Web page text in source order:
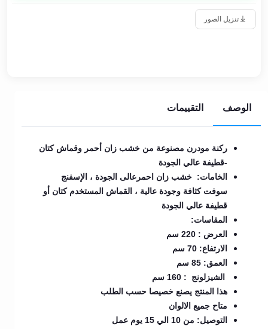
تنزيل الصور
الوصف التقييمات
ركنة مودرن مصنوعة من خشب زان أحمر وقماش كتان
-قطيفة عالي الجودة
الخامات: خشب زان احمرعالى الجودة ، الإسفنج
سوفت كثافة وجودة عالية ، القماش المستخدم كتان أو
قطيفة عالي الجودة
المقاسات:
العرض : 220 سم
الارتفاع: 70 سم
العمق: 85 سم
الشيزلونج : 160 سم
هذا المنتج يصنع خصيصا حسب الطلب
متاح جميع الالوان
التوصيل: من 10 الي 15 يوم عمل